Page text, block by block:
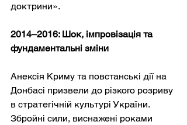
доктрини».
2014–2016: Шок, імпровізація та
фундаментальні зміни
Анексія Криму та повстанські дії на
Донбасі призвели до різкого розриву
в стратегічній культурі України.
Збройні сили, виснажені роками